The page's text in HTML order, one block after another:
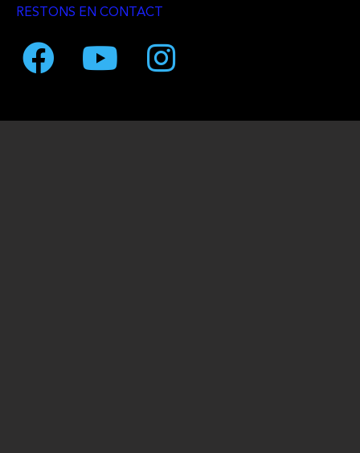
RESTONS EN CONTACT